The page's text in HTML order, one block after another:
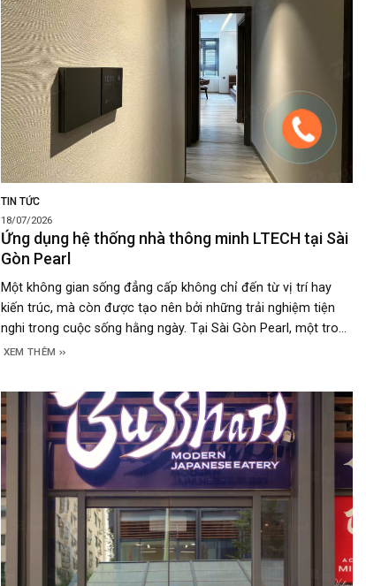
TIN TỨC
18/07/2026
Ứng dụng hệ thống nhà thông minh LTECH tại Sài
Gòn Pearl
Một không gian sống đẳng cấp không chỉ đến từ vị trí hay
kiến trúc, mà còn được tạo nên bởi những trải nghiệm tiện
nghi trong cuộc sống hằng ngày. Tại Sài Gòn Pearl, một trong
những khu căn hộ cao cấp nổi bật bên bờ sông Sài Gòn, giải
XEM THÊM